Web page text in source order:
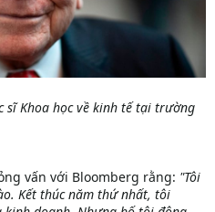
sĩ Khoa học về kinh tế tại trường
vấn với Bloomberg rằng: "Tôi
Kết thúc năm thứ nhất, tôi